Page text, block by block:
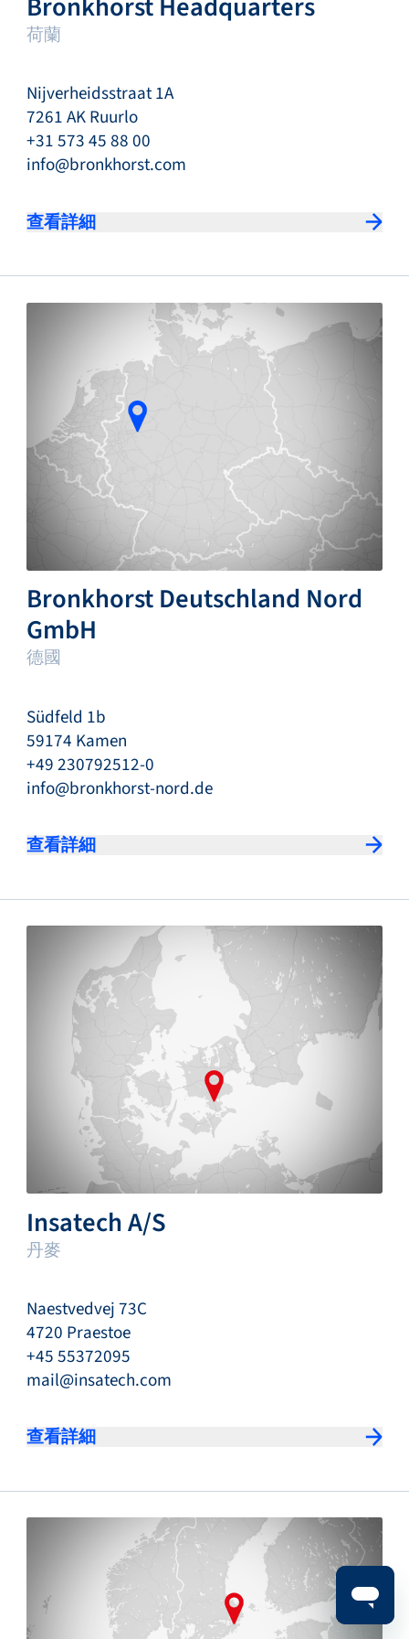
Bronkhorst Headquarters
荷蘭
Nijverheidsstraat 1A
7261 AK Ruurlo
+31 573 45 88 00
info@bronkhorst.com
查看詳細
Bronkhorst Deutschland Nord
GmbH
德國
Südfeld 1b
59174 Kamen
+49 230792512-0
info@bronkhorst-nord.de
查看詳細
Insatech A/S
丹麥
Naestvedvej 73C
4720 Praestoe
+45 55372095
mail@insatech.com
查看詳細